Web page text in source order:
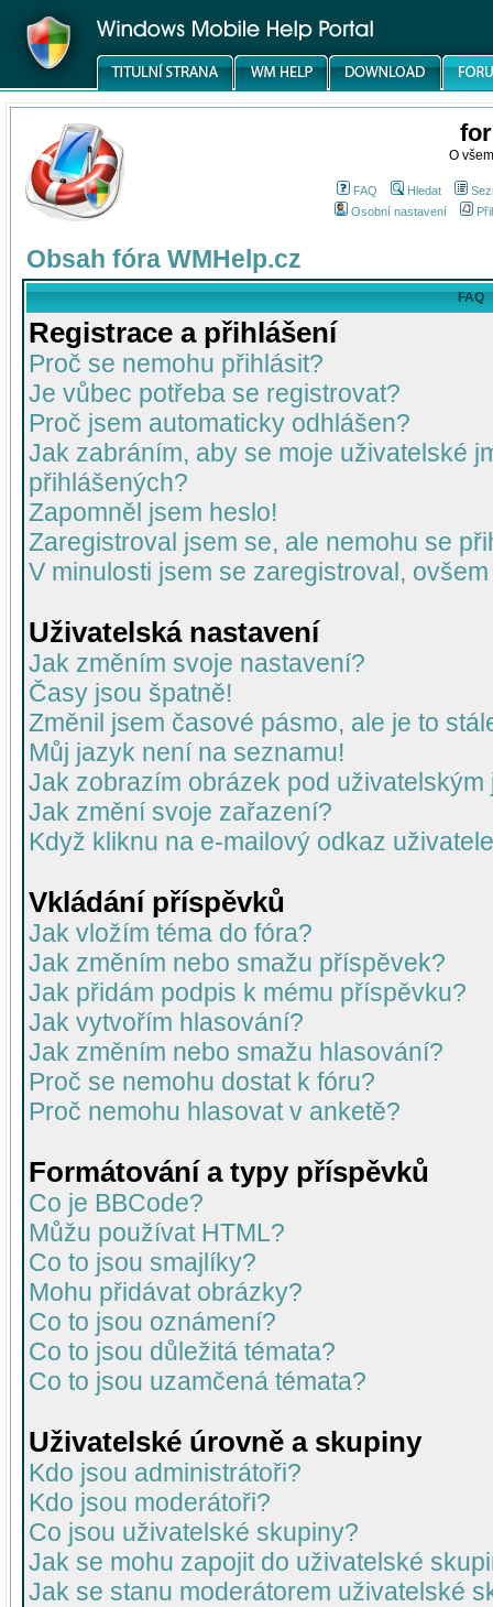
O
FAQ Hledat
Osobní nastavení
Obsah fóra WMHelp.cz
FAQ
Registrace a přihlášení
Proč se nemohu přihlásit?
Je vůbec potřeba se registrovat?
Proč jsem automaticky odhlášen?
Jak zabráním, aby se moje uživatelské
přihlášených?
Zapomněl jsem heslo!
Zaregistroval jsem se, ale nemohu se
V minulosti jsem se zaregistroval,
Uživatelská nastavení
Jak změním svoje nastavení?
Časy jsou špatně!
Změnil jsem časové pásmo, ale je to
Můj jazyk není na seznamu!
Jak zobrazím obrázek pod uživatelským
Jak změní svoje zařazení?
Když kliknu na e-mailový odkaz
Vkládání příspěvků
Jak vložím téma do fóra?
Jak změním nebo smažu příspěvek?
Jak přidám podpis k mému příspěvku?
Jak vytvořím hlasování?
Jak změním nebo smažu hlasování?
Proč se nemohu dostat k fóru?
Proč nemohu hlasovat v anketě?
Formátování a typy příspěvků
Co je BBCode?
Můžu používat HTML?
Co to jsou smajlíky?
Mohu přidávat obrázky?
Co to jsou oznámení?
Co to jsou důležitá témata?
Co to jsou uzamčená témata?
Uživatelské úrovně a skupiny
Kdo jsou administrátoři?
Kdo jsou moderátoři?
Co jsou uživatelské skupiny?
Jak se mohu zapojit do uživatelské
Jak se stanu moderátorem uživatelské